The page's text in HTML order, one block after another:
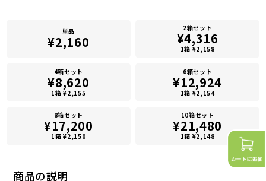
商品の説明
単品
¥2,160
2箱セット
¥4,316
1箱 ¥2,158
4箱セット
¥8,620
1箱 ¥2,155
6箱セット
¥12,924
1箱 ¥2,154
8箱セット
¥17,200
1箱 ¥2,150
10箱セット
¥21,480
1箱 ¥2,148